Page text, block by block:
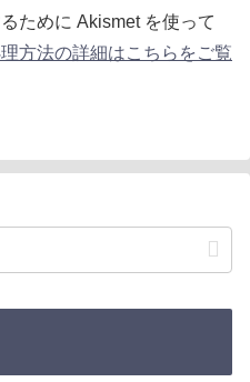
ために Akismet を使って
方法の詳細はこちらをご覧